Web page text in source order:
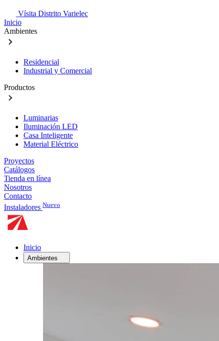
Vísita Distrito Varielec
Inicio
Ambientes
Residencial
Industrial y Comercial
Productos
Luminarias
Iluminación LED
Casa Inteligente
Material Eléctrico
Proyectos
Catálogos
Tienda en línea
Nosotros
Contacto
Instaladores Nuevo
Inicio
Ambientes